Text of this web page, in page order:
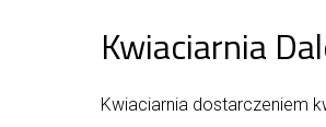
Kwiaciarnia
Kwiaciarnia dostarczeniem